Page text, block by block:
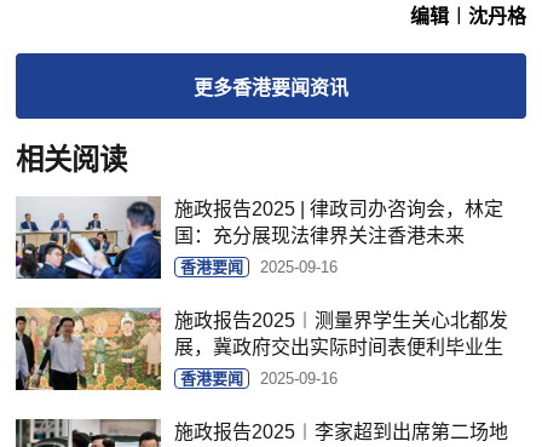
编辑︱沈丹格
更多香港要闻资讯
相关阅读
施政报告2025 | 律政司办咨询会，林定
国：充分展现法律界关注香港未来
香港要闻 2025-09-16
施政报告2025︱测量界学生关心北都发
展，冀政府交出实际时间表便利毕业生
香港要闻 2025-09-16
施政报告2025︱李家超到出席第二场地